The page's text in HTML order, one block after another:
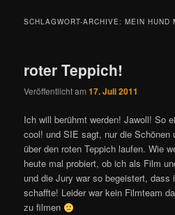
SCHLAGWORT-ARCHIVE:MEIN HUND
roter Teppich!
Veröffentlicht am17. Juli 2011
Ich will berühmt werden! Jawoll! So
cool! und SIE sagt, nur die Schönen
über den roten Teppich laufen. Wie
heute mal probiert, ob ich als Film
und die Jury war so begeistert,
schaffte! Leider war kein Filmteam
zu filmen